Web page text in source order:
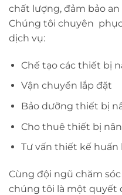
chất lượng, đảm bảo
Chúng tôi chuyên
dịch vụ:
Chế tạo các thiết bị
Vận chuyển lắp đặt
Bảo dưỡng thiết bị
Cho thuê thiết bị
Tư vấn thiết kế huấn
Cùng đội ngũ chăm
chúng tôi là một quyết